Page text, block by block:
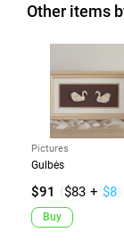
Other items
Pictures
Gulbės
$91 ($83 + $8)
Buy